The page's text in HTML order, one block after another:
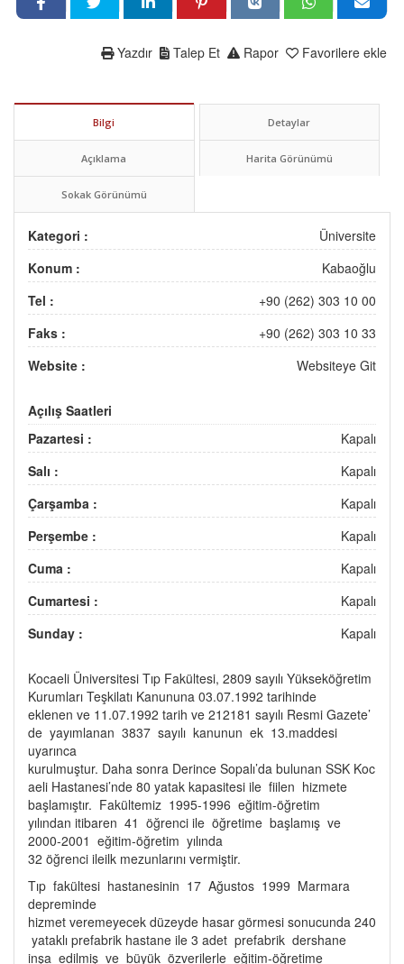
Favorilere ekle
Rapor
Talep Et
Yazdır
Bilgi Detaylar
Açıklama Harita Görünümü
Sokak Görünümü
Kategori :
Üniversite
Konum :
Kabaoğlu
Tel :
+90 (262) 303 10 00
Faks :
+90 (262) 303 10 33
Website :
Websiteye Git
Açılış Saatleri
Pazartesi :
Kapalı
Salı :
Kapalı
Çarşamba :
Kapalı
Perşembe :
Kapalı
Cuma :
Kapalı
Cumartesi :
Kapalı
Sunday :
Kapalı
Kocaeli Üniversitesi Tıp Fakültesi, 2809 sayılı Yükseköğretim
Kurumları Teşkilatı Kanununa 03.07.1992 tarihinde
eklenen ve 11.07.1992 tarih ve 212181 sayılı Resmi Gazete’
de yayımlanan 3837 sayılı kanunun ek 13.maddesi
uyarınca
kurulmuştur. Daha sonra Derince Sopalı’da bulunan SSK Koc
aeli Hastanesi’nde 80 yatak kapasitesi ile fiilen hizmete
başlamıştır. Fakültemiz 1995‐1996 eğitim‐öğretim
yılından itibaren 41 öğrenci ile öğretime başlamış ve
2000‐2001 eğitim‐öğretim yılında
32 öğrenci ileilk mezunlarını vermiştir.
Tıp fakültesi hastanesinin 17 Ağustos 1999 Marmara
depreminde
hizmet veremeyecek düzeyde hasar görmesi sonucunda 240
yataklı prefabrik hastane ile 3 adet prefabrik dershane
inşa edilmiş ve büyük özverilerle eğitim‐öğretime